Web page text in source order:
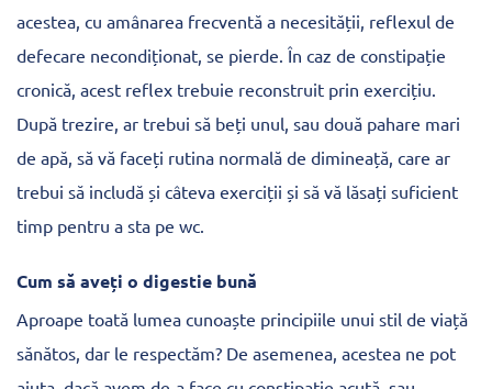
acestea, cu amânarea frecventă a necesității, reflexul de
defecare necondiționat, se pierde. În caz de constipație
cronică, acest reflex trebuie reconstruit prin exercițiu.
După trezire, ar trebui să beți unul, sau două pahare mari
de apă, să vă faceți rutina normală de dimineață, care ar
trebui să includă și câteva exerciții și să vă lăsați suficient
timp pentru a sta pe wc.
Cum să aveți o digestie bună
Aproape toată lumea cunoaște principiile unui stil de viață
sănătos, dar le respectăm? De asemenea, acestea ne pot